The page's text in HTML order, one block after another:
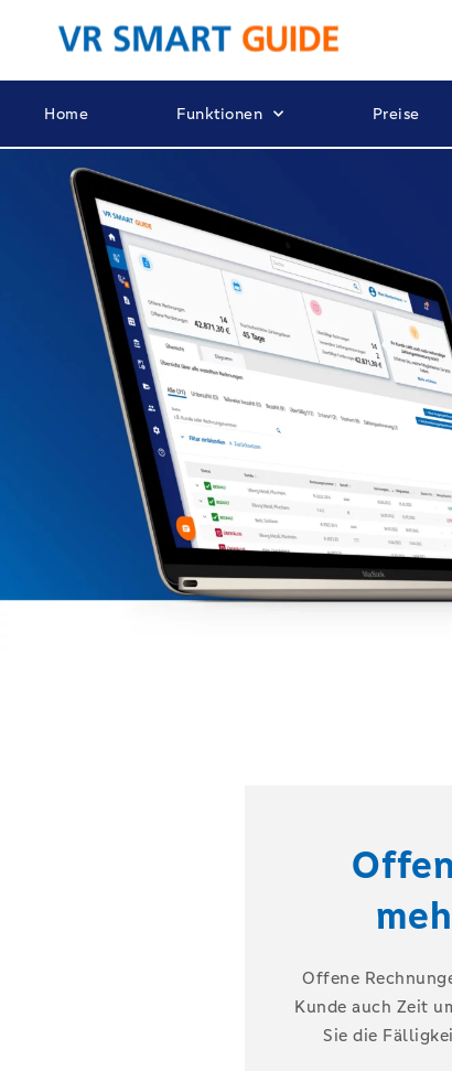
Home Funktionen Preise
Offene
Kunde auch Zeit
Sie die